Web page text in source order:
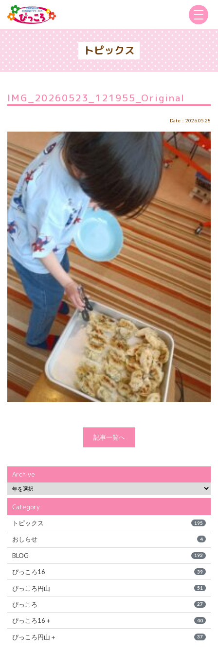
トピックス
IMG_20260523_121955_Original
Date：2026.05.28
記事一覧へ
Archive
Category
トピックス 195
おしらせ 4
BLOG 192
ぴっころ16 39
ぴっころ円山 51
ぴっころ 27
ぴっころ16＋ 40
ぴっころ円山＋ 37